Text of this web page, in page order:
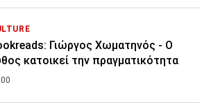
Γιώργος Χωματηνός - Ο
κατοικεί την πραγματικότητα